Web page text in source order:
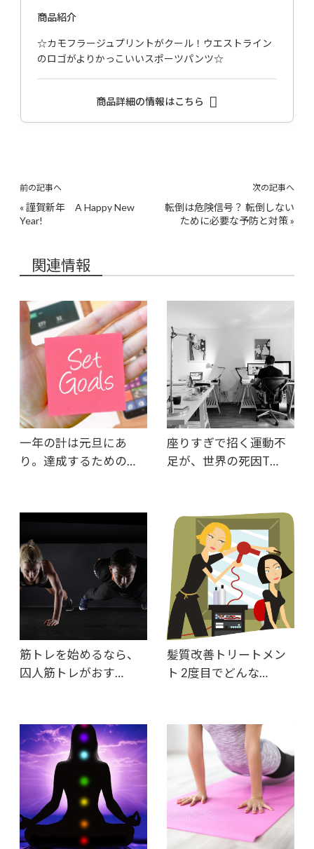
商品紹介
☆カモフラージュプリントがクール！ウエストライン
のロゴがよりかっこいいスポーツパンツ☆
商品詳細の情報はこちら
前の記事へ
«謹賀新年 A Happy New
Year!
次の記事へ
転倒は危険信号？ 転倒しない
ために必要な予防と対策»
関連情報
一年の計は元旦にあ
り。達成するための…
座りすぎで招く運動不
足が、世界の死因T…
筋トレを始めるなら、
囚人筋トレがおす…
髪質改善トリートメン
ト 2度目でどんな…